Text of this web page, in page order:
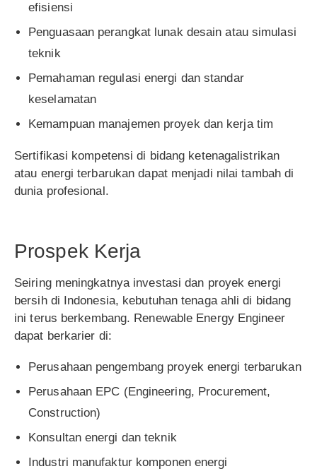
efisiensi
Penguasaan perangkat lunak desain atau simulasi
teknik
Pemahaman regulasi energi dan standar
keselamatan
Kemampuan manajemen proyek dan kerja tim
Sertifikasi kompetensi di bidang ketenagalistrikan
atau energi terbarukan dapat menjadi nilai tambah di
dunia profesional.
Prospek Kerja
Seiring meningkatnya investasi dan proyek energi
bersih di Indonesia, kebutuhan tenaga ahli di bidang
ini terus berkembang. Renewable Energy Engineer
dapat berkarier di:
Perusahaan pengembang proyek energi terbarukan
Perusahaan EPC (Engineering, Procurement,
Construction)
Konsultan energi dan teknik
Industri manufaktur komponen energi